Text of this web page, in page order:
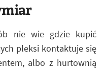
nie wie gdzie kupić
pleksi kontaktuje się
albo z hurtownią